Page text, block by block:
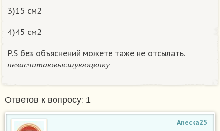
3)15 см2
4)45 см2
P.S без объяснений можете таже не отсылать.
н е з а с ч и т а ю в ыс ш у ю о ц е н к у
н ез асч итаювысшуюоцен ку
Ответов к вопросу: 1
Anecka25